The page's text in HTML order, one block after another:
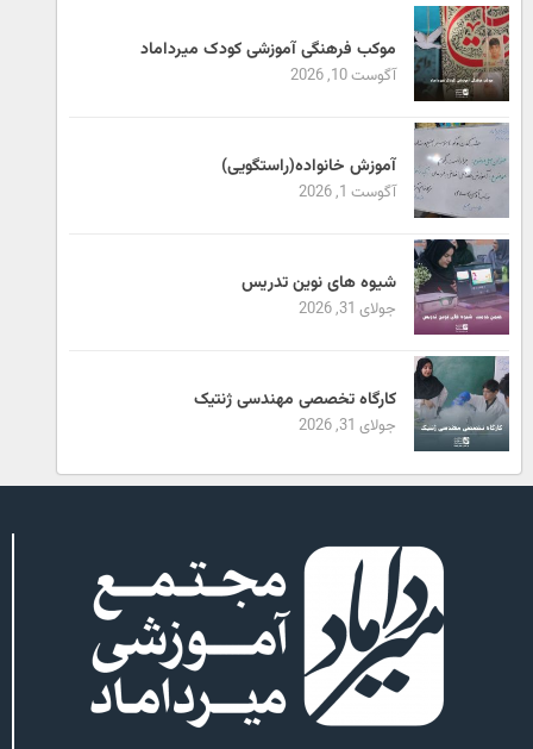
موکب فرهنگی آموزشی کودک میرداماد
آگوست 10, 2026
آموزش خانواده(راستگویی)
آگوست 1, 2026
شیوه های نوین تدریس
جولای 31, 2026
کارگاه تخصصی مهندسی ژنتیک
جولای 31, 2026